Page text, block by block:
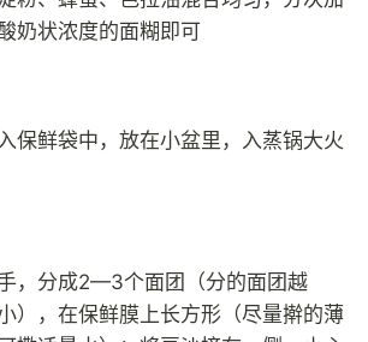
奶状浓度的面糊即可
保鲜袋中，放在小盆里，入蒸锅大火
，分成2—3个面团（分的面团越
），在保鲜膜上长方形（尽量擀的薄